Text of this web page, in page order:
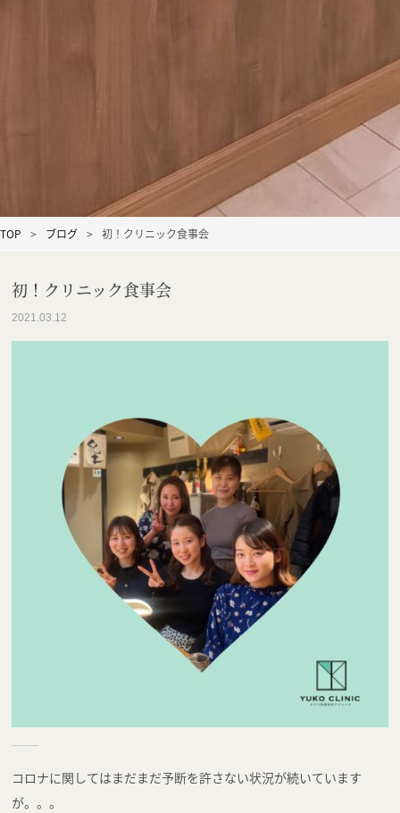
TOP ブログ 初！クリニック食事会
初！クリニック食事会
2021.03.12
コロナに関してはまだまだ予断を許さない状況が続いています
が。。。